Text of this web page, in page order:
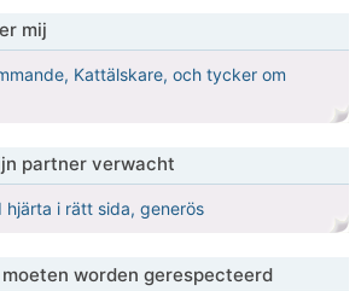
mij
Kattälskare, och tycker om
partner verwacht
hjärta i rätt sida, generös
worden gerespecteerd